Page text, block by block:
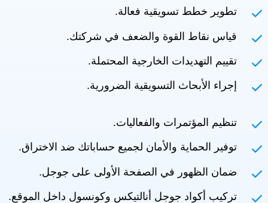
تطوير خطط تسويقية فعالة.
قياس نقاط القوة والضعف في شركتك.
تقييم التهديدات الخارجية المحتملة.
إجراء الأبحاث التسويقية الضرورية.
تنظيم المؤتمرات والفعاليات.
توفير الحماية والأمان لجميع حساباتك ضد الاختراق.
ضمان الظهور في الصفحة الأولى على جوجل.
تركيب أكواد جوجل أنالتيكس وكونسول داخل الموقع.